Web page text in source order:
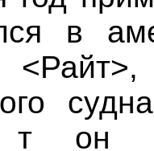
в
т он